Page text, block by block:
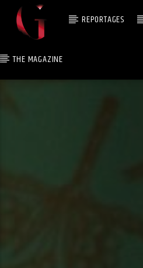
REPORTAGES
THE MAGAZINE